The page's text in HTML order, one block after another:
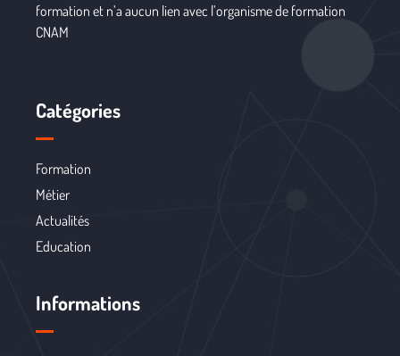
formation et n’a aucun lien avec l’organisme de formation
CNAM
Catégories
Formation
Métier
Actualités
Education
Informations